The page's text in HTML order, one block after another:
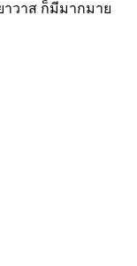
วาส ก็มีมากมาย